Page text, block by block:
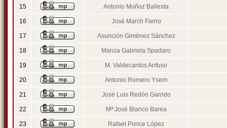
15 Antonio Muñoz Ballesta
16 José March Fierro
17 Asunción Giménez Sánchez
18 Marcia Gabriela Spadaro
19 M. Valdecantos Anfuso
20 Antonio Romero Ysern
21 José Luis Redón Garrido
22 Mª José Blanco Barea
23 Rafael Ponce López